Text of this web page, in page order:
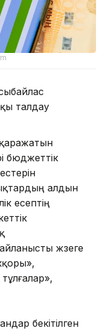
талдау
бюджеттік
алдын
есептің
жүзеге
бекітілген